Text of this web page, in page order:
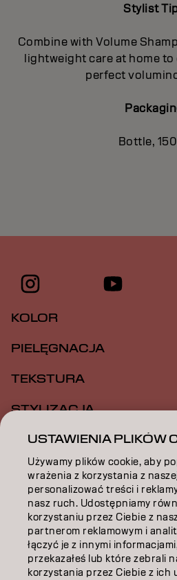
Stylist
Combine with Volume
lightweight care at home to
perfect
Bottle,
KOLOR
PIELĘGNACJA
TEKSTURA
STYLIZACJA
INSPIRACJA
EDUKACJA
O NAS
ZOSTAŃ PARTNEREM
SKONTAKTUJ SIĘ Z NAMI
USTAWIENIA PLIKÓW
Używamy plików cookie, aby
wrażenia z korzystania z
personalizować treści i
nasz ruch. Udostępniamy
korzystaniu przez Ciebie z
partnerom reklamowym i
łączyć je z innymi
przekazałeś lub które zebrali
korzystania przez Ciebie z ich